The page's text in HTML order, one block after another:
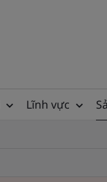
Lĩnh vực